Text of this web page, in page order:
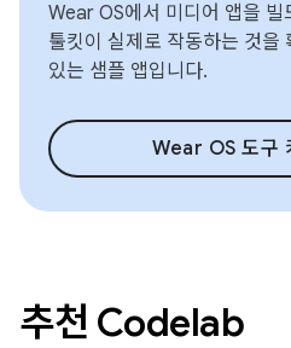
Wear OS에서 미디어 앱을
툴킷이 실제로 작동하는 것을
있는 샘플 앱입니다.
Wear OS 도구
추천 Codelab